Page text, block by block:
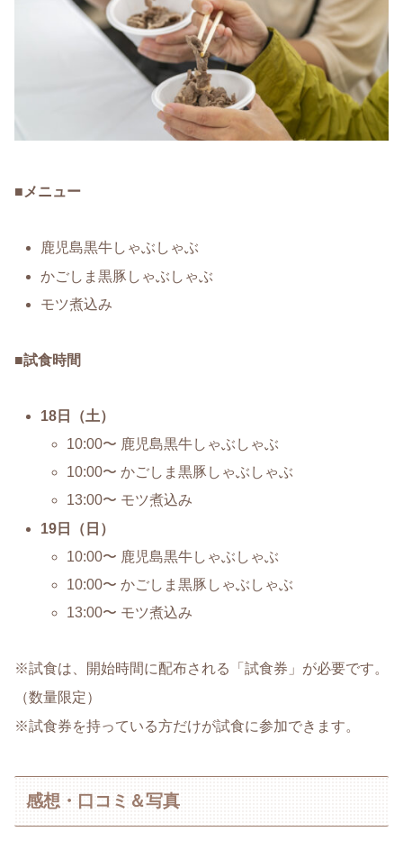
■メニュー
鹿児島黒牛しゃぶしゃぶ
かごしま黒豚しゃぶしゃぶ
モツ煮込み
■試食時間
18日（土）
10:00〜 鹿児島黒牛しゃぶしゃぶ
10:00〜 かごしま黒豚しゃぶしゃぶ
13:00〜 モツ煮込み
19日（日）
10:00〜 鹿児島黒牛しゃぶしゃぶ
10:00〜 かごしま黒豚しゃぶしゃぶ
13:00〜 モツ煮込み
※試食は、開始時間に配布される「試食券」が必要です。
（数量限定）
※試食券を持っている方だけが試食に参加できます。
感想・口コミ＆写真